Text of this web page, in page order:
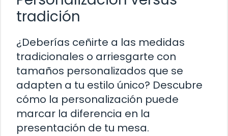
tradición
¿Deberías ceñirte a las medidas
tradicionales o arriesgarte con
tamaños personalizados que se
adapten a tu estilo único? Descubre
cómo la personalización puede
marcar la diferencia en la
presentación de tu mesa.